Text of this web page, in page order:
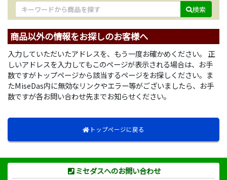
検索
商品以外の情報をお探しのお客様へ
入力していただいたアドレスを、もう一度お確かめください。 正
しいアドレスを入力してもこのページが表示される場合は、お手
数ですがトップページから該当するページをお探しください。ま
たMiseDas内に無効なリンクやエラー等がございましたら、お手
数ですが各お問い合わせ先までお知らせください。
トップページに戻る
ミセダスへのお問い合わせ